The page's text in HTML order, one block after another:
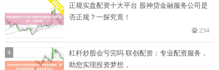
正规实盘配资十大平台 股神贷金融服务公司是
否正规？一探究竟！
234
4
杠杆炒股会亏完吗 联创配资：专业配资服务，
助您实现投资梦想，